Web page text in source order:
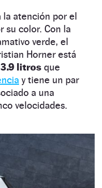
la atención por el
su color. Con la
verde, el
Horner está
litros que
y tiene un par
a una
velocidades.